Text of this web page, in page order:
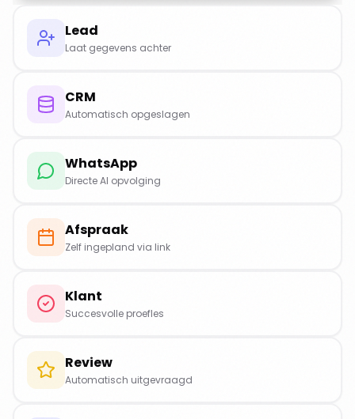
Lead
Laat gegevens achter
CRM
Automatisch opgeslagen
WhatsApp
Directe AI opvolging
Afspraak
Zelf ingepland via link
Klant
Succesvolle proefles
Review
Automatisch uitgevraagd